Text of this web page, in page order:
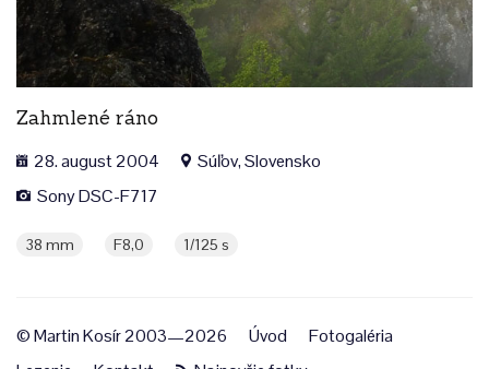
Zahmlené ráno
28. august 2004
Súľov, Slovensko
Sony DSC-F717
38 mm F8,0 1/125 s
© Martin Kosír 2003—2026 Úvod
Fotogaléria